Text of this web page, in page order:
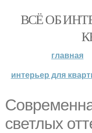
ВСЁ ОБ
главная
интерьер для
светлых